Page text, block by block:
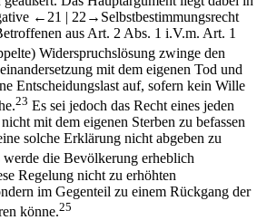
←21 | 22→ Selbstbestimmungsrecht
aus Art. 2 Abs. 1 i.V.m. Art. 1
Widerspruchslösung zwinge den
mit dem eigenen Tod und
Entscheidungslast auf, sofern kein Wille
23 Es sei jedoch das Recht eines jeden
mit dem eigenen Sterben zu befassen
solche Erklärung nicht abgeben zu
die Bevölkerung erheblich
Regelung nicht zu erhöhten
im Gegenteil zu einem Rückgang der
könne.25